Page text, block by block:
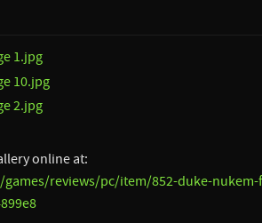
online at:
reviews/pc/item/852-duke-nukem-